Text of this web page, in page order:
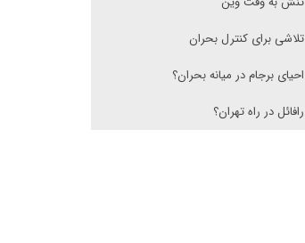
تلاشی برای کنترل بحران
احیای برجام در میانه بحران؟
رافائل در راه تهران؟